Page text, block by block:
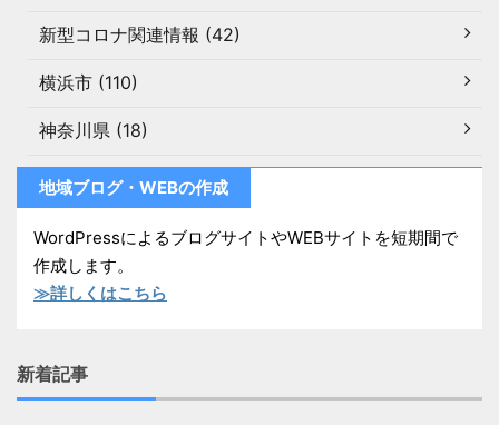
新型コロナ関連情報 (42)
横浜市 (110)
神奈川県 (18)
地域ブログ・WEBの作成
WordPressによるブログサイトやWEBサイトを短期間で
作成します。
≫詳しくはこちら
新着記事